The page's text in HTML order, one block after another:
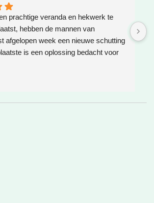
prachtige veranda en hekwerk te
hebben de mannen van
afgelopen week een nieuwe schutting
is een oplossing bedacht voor